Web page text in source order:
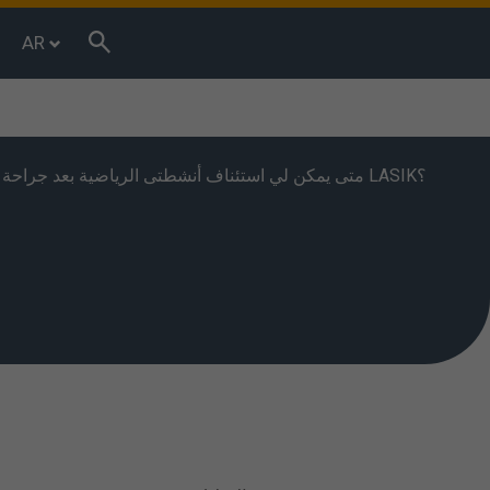
AR
متى يمكن لي استئناف أنشطتى الرياضية بعد جراحة اللاسيك LASIK؟
You
You can